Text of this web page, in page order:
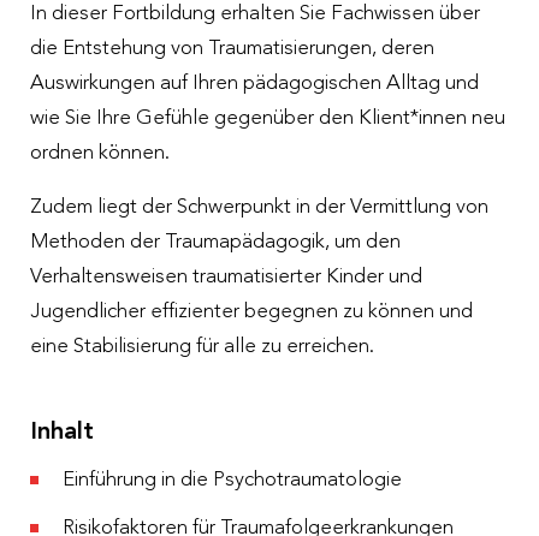
In dieser Fortbildung erhalten Sie Fachwissen über
die Entstehung von Traumatisierungen, deren
Auswirkungen auf Ihren pädagogischen Alltag und
wie Sie Ihre Gefühle gegenüber den Klient*innen neu
ordnen können.
Zudem liegt der Schwerpunkt in der Vermittlung von
Methoden der Traumapädagogik, um den
Verhaltensweisen traumatisierter Kinder und
Jugendlicher effizienter begegnen zu können und
eine Stabilisierung für alle zu erreichen.
Inhalt
Einführung in die Psychotraumatologie
Risikofaktoren für Traumafolgeerkrankungen